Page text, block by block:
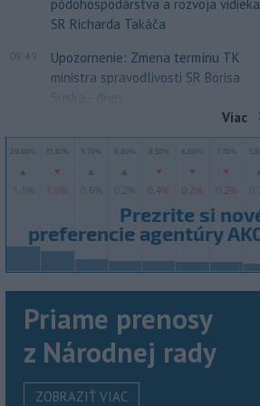
pôdohospodárstva a rozvoja vidieka
SR Richarda Takáča
09:49
Upozornenie: Zmena termínu TK
ministra spravodlivosti SR Borisa
Suska - dnes
Viac
Priame prenosy
z Národnej rady
ZOBRAZIŤ VIAC